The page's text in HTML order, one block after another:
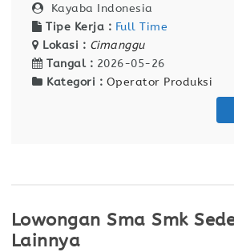
Kayaba Indonesia
Tipe Kerja : Full Time
Lokasi : Cimanggu
Tangal : 2026-05-26
Kategori : Operator Produksi
Lowongan Sma Smk
Lainnya